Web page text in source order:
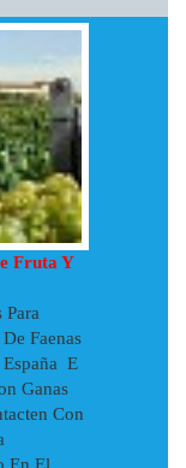
Fruta Y
Faenas
España E
Ganas
Con
En El